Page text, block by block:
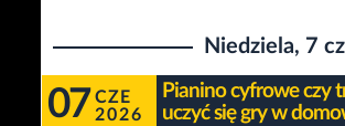
Niedziela, 7
07 CZE
2026
Pianino cyfrowe czy
uczyć się gry w